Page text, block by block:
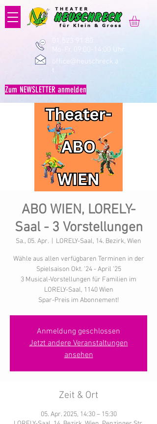
Zum NEWSLETTER anmelden
Mo-Fr, 09:00-14:00 Uhr
office@heuschreck.a
t
ABO WIEN, LORELY-
Saal - 3 Vorstellungen
Sa., 05. Apr. LORELY-Saal, 14. Bezirk, Wien
Wähle aus allen verfügbaren Terminen in der
Spielsaison Okt. '24 - April '25
3 Musical-Vorstellungen für Familien im
LORELY-Saal, 1140 Wien
Spar-Preis im Abonnement!
Anmeldung geschlossen
Jetzt andere Veranstaltungen
ansehen
Zeit & Ort
05. Apr. 2025, 14:30 – 15:30